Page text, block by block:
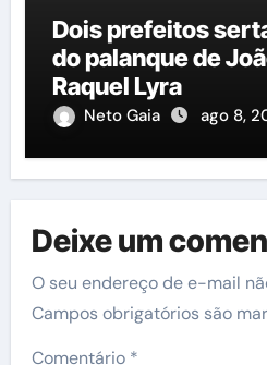
Dois prefeitos
do palanque de
Raquel Lyra
Neto Gaia ago 8,
Deixe um
O seu endereço de e-mail
Campos obrigatórios são
Comentário *